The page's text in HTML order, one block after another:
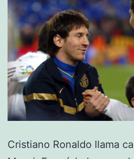
Cristiano Ronaldo llama